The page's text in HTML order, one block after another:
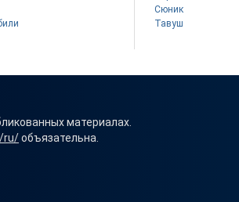
Сюник
Тавуш
материалах.
ru/объязательна.